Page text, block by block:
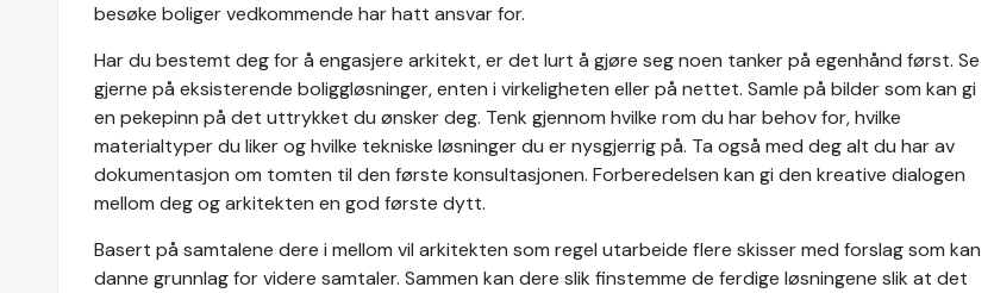
besøke boliger vedkommende har hatt ansvar for.
Har du bestemt deg for å engasjere arkitekt, er det lurt å gjøre seg noen tanker på egenhånd først. Se
gjerne på eksisterende boliggløsninger, enten i virkeligheten eller på nettet. Samle på bilder som kan gi
en pekepinn på det uttrykket du ønsker deg. Tenk gjennom hvilke rom du har behov for, hvilke
materialtyper du liker og hvilke tekniske løsninger du er nysgjerrig på. Ta også med deg alt du har av
dokumentasjon om tomten til den første konsultasjonen. Forberedelsen kan gi den kreative dialogen
mellom deg og arkitekten en god første dytt.
Basert på samtalene dere i mellom vil arkitekten som regel utarbeide flere skisser med forslag som kan
danne grunnlag for videre samtaler. Sammen kan dere slik finstemme de ferdige løsningene slik at det